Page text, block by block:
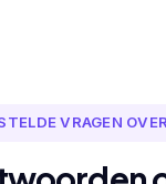
VRAGEN